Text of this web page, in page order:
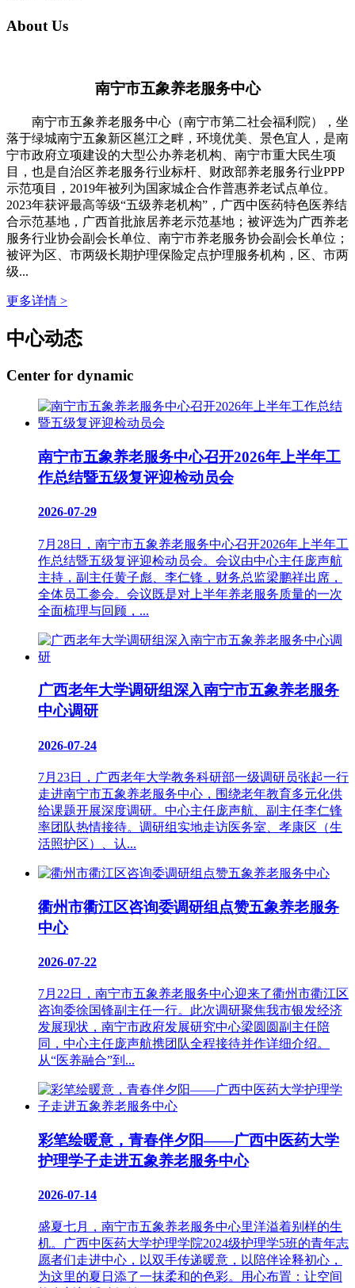
About Us
南宁市五象养老服务中心
南宁市五象养老服务中心（南宁市第二社会福利院），坐
落于绿城南宁五象新区邕江之畔，环境优美、景色宜人，是南
宁市政府立项建设的大型公办养老机构、南宁市重大民生项
目，也是自治区养老服务行业标杆、财政部养老服务行业PPP
示范项目，2019年被列为国家城企合作普惠养老试点单位。
2023年获评最高等级“五级养老机构”，广西中医药特色医养结
合示范基地，广西首批旅居养老示范基地；被评选为广西养老
服务行业协会副会长单位、南宁市养老服务协会副会长单位；
被评为区、市两级长期护理保险定点护理服务机构，区、市两
级...
更多详情 >
中心动态
Center for dynamic
南宁市五象养老服务中心召开2026年上半年工
作总结暨五级复评迎检动员会
2026-07-29
7月28日，南宁市五象养老服务中心召开2026年上半年工
作总结暨五级复评迎检动员会。会议由中心主任庞声航
主持，副主任黄子彪、李仁锋，财务总监梁鹏祥出席，
全体员工参会。会议既是对上半年养老服务质量的一次
全面梳理与回顾，...
广西老年大学调研组深入南宁市五象养老服务
中心调研
2026-07-24
7月23日，广西老年大学教务科研部一级调研员张起一行
走进南宁市五象养老服务中心，围绕老年教育多元化供
给课题开展深度调研。中心主任庞声航、副主任李仁锋
率团队热情接待。调研组实地走访医务室、孝康区（生
活照护区）、认...
衢州市衢江区咨询委调研组点赞五象养老服务
中心
2026-07-22
7月22日，南宁市五象养老服务中心迎来了衢州市衢江区
咨询委徐国锋副主任一行。此次调研聚焦我市银发经济
发展现状，南宁市政府发展研究中心梁圆圆副主任陪
同，中心主任庞声航携团队全程接待并作详细介绍。
从“医养融合”到...
彩笔绘暖意，青春伴夕阳——广西中医药大学
护理学子走进五象养老服务中心
2026-07-14
盛夏七月，南宁市五象养老服务中心里洋溢着别样的生
机。广西中医药大学护理学院2024级护理学5班的青年志
愿者们走进中心，以双手传递暖意，以陪伴诠释初心，
为这里的夏日添了一抹柔和的色彩。用心布置：让空间